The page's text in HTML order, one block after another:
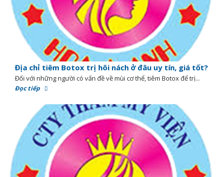
Địa chỉ tiêm Botox trị hôi nách ở đâu uy tín, giá tốt?
Đối với những người có vấn đề về mùi cơ thể, tiêm Botox để trị...
Đọc tiếp